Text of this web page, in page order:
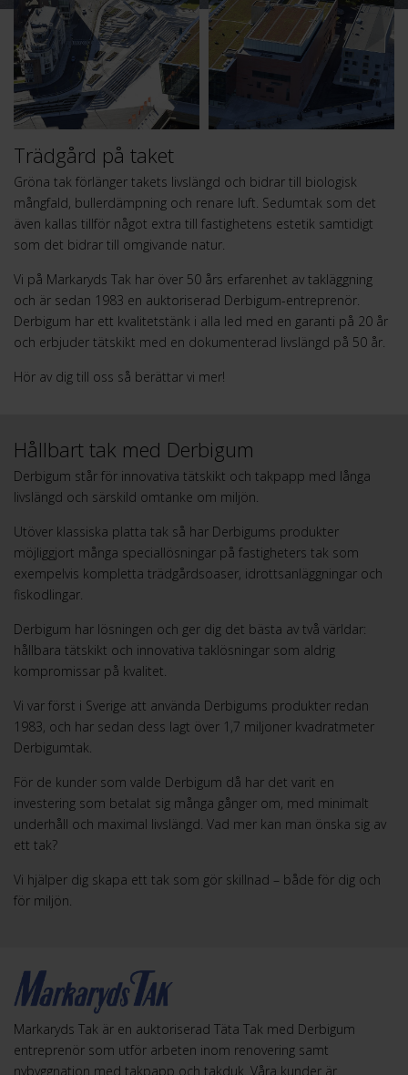
Trädgård på taket
Gröna tak förlänger takets livslängd och bidrar till biologisk
mångfald, bullerdämpning och renare luft. Sedumtak som det
även kallas tillför något extra till fastighetens estetik samtidigt
som det bidrar till omgivande natur.
Vi på Markaryds Tak har över 50 års erfarenhet av takläggning
och är sedan 1983 en auktoriserad Derbigum-entreprenör.
Derbigum har ett kvalitetstänk i alla led med en garanti på 20 år
och erbjuder tätskikt med en dokumenterad livslängd på 50 år.
Hör av dig till oss så berättar vi mer!
Hållbart tak med Derbigum
Derbigum står för innovativa tätskikt och takpapp med långa
livslängd och särskild omtanke om miljön.
Utöver klassiska platta tak så har Derbigums produkter
möjliggjort många speciallösningar på fastigheters tak som
exempelvis kompletta trädgårdsoaser, idrottsanläggningar och
fiskodlingar.
Derbigum har lösningen och ger dig det bästa av två världar:
hållbara tätskikt och innovativa taklösningar som aldrig
kompromissar på kvalitet.
Vi var först i Sverige att använda Derbigums produkter redan
1983, och har sedan dess lagt över 1,7 miljoner kvadratmeter
Derbigumtak.
För de kunder som valde Derbigum då har det varit en
investering som betalat sig många gånger om, med minimalt
underhåll och maximal livslängd. Vad mer kan man önska sig av
ett tak?
Vi hjälper dig skapa ett tak som gör skillnad – både för dig och
för miljön.
Markaryds Tak är en auktoriserad Täta Tak med Derbigum
entreprenör som utför arbeten inom renovering samt
nybyggnation med takpapp och takduk. Våra kunder är